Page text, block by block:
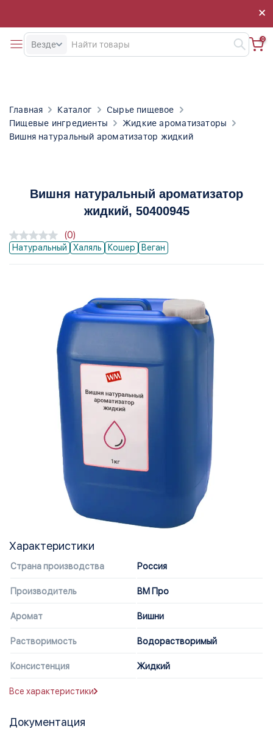
×
×
Везде
0
Главная Каталог
Сырье пищевое
Пищевые ингредиенты
Жидкие ароматизаторы
Вишня натуральный ароматизатор жидкий
Вишня натуральный ароматизатор
жидкий, 50400945
Натуральный Халяль Кошер Веган
(0)
Характеристики
Страна производства Россия
Производитель ВМ Про
Аромат Вишни
Растворимость Водорастворимый
Консистенция Жидкий
Все характеристики
Документация